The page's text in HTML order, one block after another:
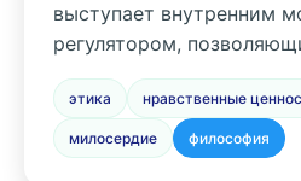
выступает внутренним
регулятором,
этика нравственные
милосердие философия